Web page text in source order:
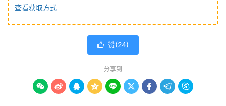
查看获取方式
 赞(24)
分享到
        